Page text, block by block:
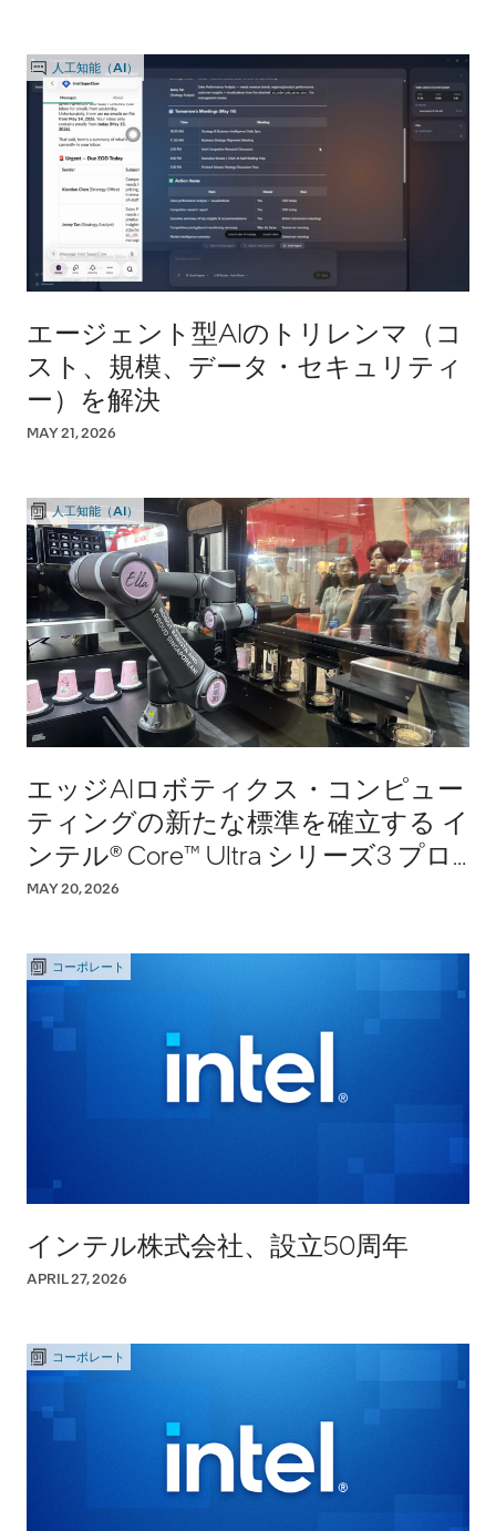
人工知能（AI）
エージェント型AIのトリレンマ（コ
スト、規模、データ・セキュリティ
ー）を解決
MAY 21, 2026
人工知能（AI）
エッジAIロボティクス・コンピュー
ティングの新たな標準を確立する イ
ンテル® Core™ Ultra シリーズ3 プロ
セッサー
MAY 20, 2026
コーポレート
インテル株式会社、設立50周年
APRIL 27, 2026
コーポレート